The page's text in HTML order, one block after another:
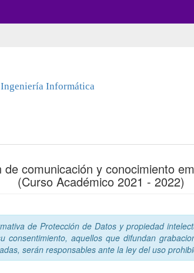
Informática
de comunicación y conocimiento
(Curso Académico 2021 - 2022)
de Protección de Datos y propiedad
consentimiento, aquellos que difundan
serán responsables ante la ley del uso